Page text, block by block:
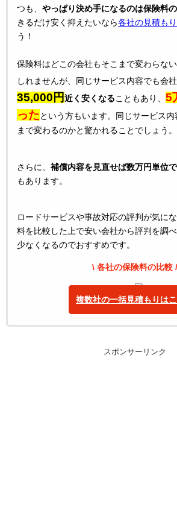
つも、 やっぱり決め手になるのは保険料の
きるだけ安く抑えたいなら各社の見積も
う！
保険料はどこの会社もそこまで変わらな
しれませんが、同じサービス内容でも会
35,000円 近く安くなる こともあり、 5
った という方もいます。同じサービス内
まで変わるのかと驚かれることでしょう。
さらに、 補償内容を見直せば数万円単位
もあります。
ロードサービスや事故対応の評判が気に
料を比較した上で安い会社から評判を調
少なくなるのでおすすめです。
\ 各社の保険料の比較 /
複数社の一括見積もりは
スポンサーリンク